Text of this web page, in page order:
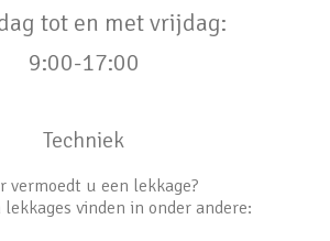
tot en met vrijdag:
9:00-17:00
Techniek
vermoedt u een lekkage?
vinden in onder andere: